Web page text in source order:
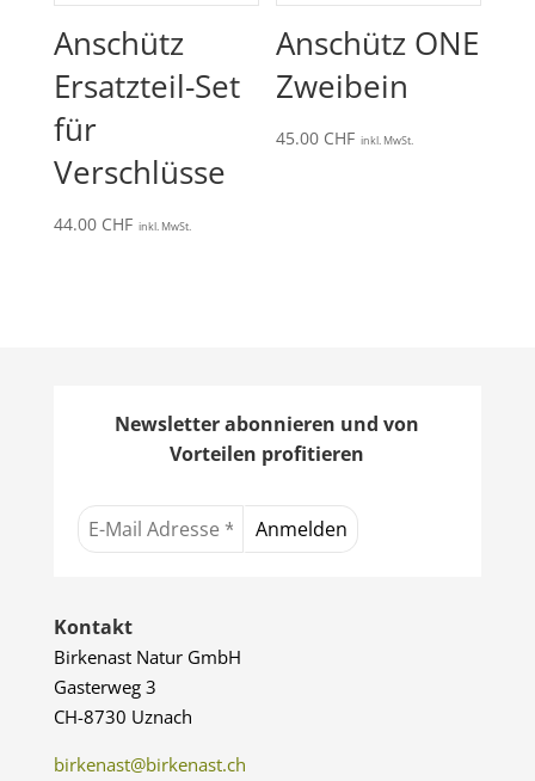
Anschütz
Ersatzteil-Set
für
Verschlüsse
44.00 CHF inkl. MwSt.
Anschütz ONE
Zweibein
45.00 CHF inkl. MwSt.
Newsletter abonnieren und von
Vorteilen profitieren
Kontakt
Birkenast Natur GmbH
Gasterweg 3
CH-8730 Uznach
birkenast@birkenast.ch